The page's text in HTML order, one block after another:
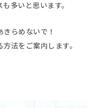
多いと思います。
らめないで！
法をご案内します。